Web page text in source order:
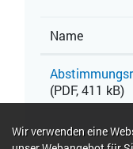
Name
(PDF, 411 kB)
Webstatistik
Wir verwenden eine